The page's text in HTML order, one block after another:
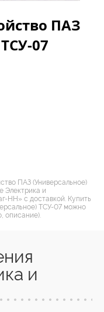
ПАЗ
07
ПАЗ (Универсальное)
Электрика и
НН» с доставкой. Купить
ТСУ-07 можно
описание).
и